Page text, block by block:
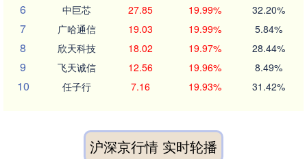
6 中巨芯 27.85 19.99% 32.20%
7 广哈通信 19.03 19.99% 5.84%
8 欣天科技 18.02 19.97% 28.44%
9 飞天诚信 12.56 19.96% 8.49%
10 任子行 7.16 19.93% 31.42%
沪深京行情 实时轮播